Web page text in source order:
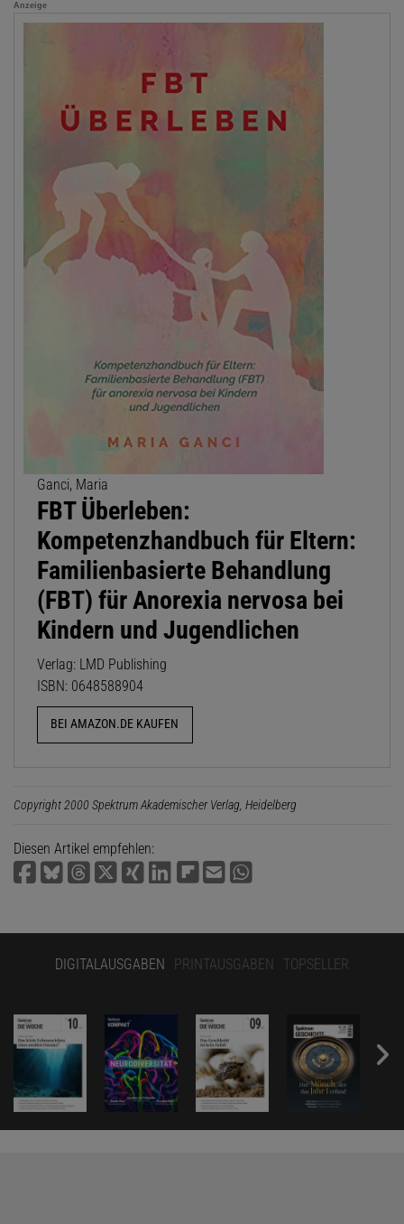
Anzeige
Ganci, Maria
FBT Überleben:
Kompetenzhandbuch für Eltern:
Familienbasierte Behandlung
(FBT) für Anorexia nervosa bei
Kindern und Jugendlichen
Verlag: LMD Publishing
ISBN: 0648588904
BEI AMAZON.DE KAUFEN
Copyright 2000 Spektrum Akademischer Verlag, Heidelberg
Diesen Artikel empfehlen:
DIGITALAUSGABEN PRINTAUSGABEN TOPSELLER